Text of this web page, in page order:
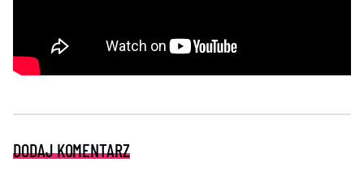
DODAJ KOMENTARZ